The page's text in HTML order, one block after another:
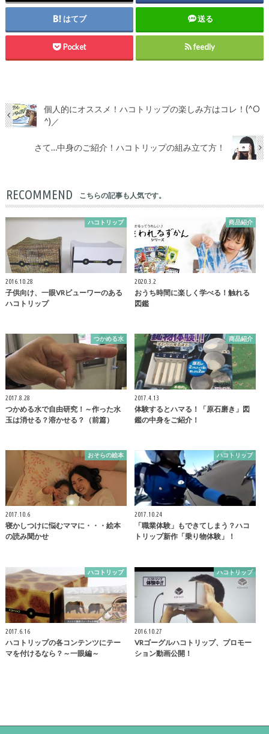
はてブ 送る
Pocket feedly
個人的にオススメ！ハコトリップの楽しみ方はコレ！(^O
^)／
さて…中身のご紹介！ハコトリップの組み立て方！
RECOMMEND こちらの記事も人気です。
ハコトリップ
2016.10.28
子供向け、一眼VRビューワーのある
ハコトリップ
商品紹介
2020.3.2
おうち時間に楽しく学べる！触れる
図鑑
つかめる水
2017.8.28
つかめる水で自由研究！～作った水
玉は消せる？溶かせる？（前篇）
商品紹介
2017.4.13
体験するとハマる！「原石磨き」図
鑑の中身をご紹介！
おそらの絵本
2017.10.6
寝かしつけに悩むママに・・・絵本
の読み聞かせ
ハコトリップ
2017.10.24
「職業体験」もできてしまう？ハコ
トリップ新作「乗り物体験」！
ハコトリップ
2017.6.16
ハコトリップの各コンテンツにテー
マを付けるなら？～一眼編～
ハコトリップ
2016.10.27
VRゴーグルハコトリップ、プロモー
ション動画公開！